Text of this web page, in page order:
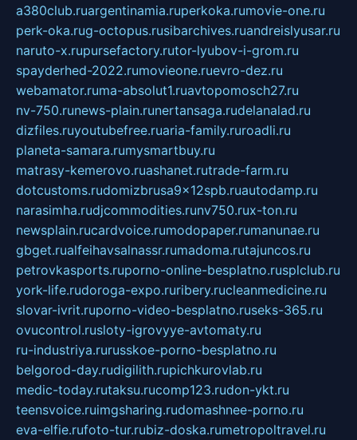
a380club.ruargentinamia.ruperkoka.rumovie-one.ru
perk-oka.rug-octopus.rusibarchives.ruandreislyusar.ru
naruto-x.rupursefactory.rutor-lyubov-i-grom.ru
spayderhed-2022.rumovieone.ruevro-dez.ru
webamator.ruma-absolut1.ruavtopomosch27.ru
nv-750.runews-plain.runertansaga.rudelanalad.ru
dizfiles.ruyoutubefree.ruaria-family.ruroadli.ru
planeta-samara.rumysmartbuy.ru
matrasy-kemerovo.ruashanet.rutrade-farm.ru
dotcustoms.rudomizbrusa9x12spb.ruautodamp.ru
narasimha.rudjcommodities.runv750.rux-ton.ru
newsplain.rucardvoice.rumodopaper.rumanunae.ru
gbget.rualfeihavsalnassr.rumadoma.rutajuncos.ru
petrovkasports.ruporno-online-besplatno.rusplclub.ru
york-life.rudoroga-expo.ruribery.rucleanmedicine.ru
slovar-ivrit.ruporno-video-besplatno.ruseks-365.ru
ovucontrol.rusloty-igrovyye-avtomaty.ru
ru-industriya.rurusskoe-porno-besplatno.ru
belgorod-day.rudigilith.rupichkurovlab.ru
medic-today.rutaksu.rucomp123.rudon-ykt.ru
teensvoice.ruimgsharing.rudomashnee-porno.ru
eva-elfie.rufoto-tur.rubiz-doska.rumetropoltravel.ru